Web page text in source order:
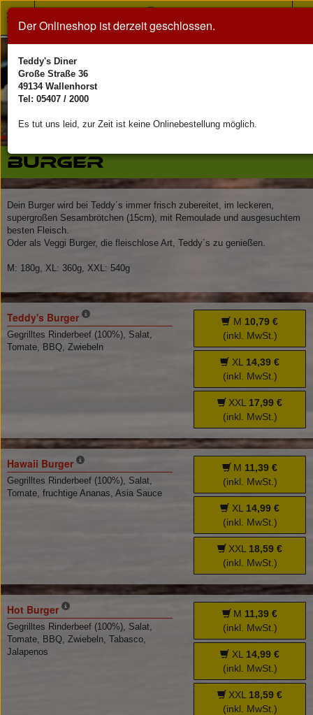
Der Onlineshop ist derzeit geschlossen.
Teddy's Diner
Große Straße 36
49134 Wallenhorst
Tel: 05407 / 2000
Es tut uns leid, zur Zeit ist keine Onlinebestellung möglich.
navigation
Burger
Dein Burger wird bei Teddy´s immer frisch zubereitet, im leckeren,
supergroßen Sesambrötchen (15cm), mit Remoulade und ausgesuchtem
besten Fleisch.
Oder als Veggi Burger, die fleischlose Art, Teddy´s zu genießen.
M: 180g, XL: 360g, XXL: 540g
Teddy's Burger
Gegrilltes Rinderbeef (100%), Salat,
Tomate, BBQ, Zwiebeln
M 10,79 €
(inkl. MwSt.)
XL 14,39 €
(inkl. MwSt.)
XXL 17,99 €
(inkl. MwSt.)
Hawaii Burger
Gegrilltes Rinderbeef (100%), Salat,
Tomate, fruchtige Ananas, Asia Sauce
M 11,39 €
(inkl. MwSt.)
XL 14,99 €
(inkl. MwSt.)
XXL 18,59 €
(inkl. MwSt.)
Hot Burger
Gegrilltes Rinderbeef (100%), Salat,
Tomate, BBQ, Zwiebeln, Tabasco,
Jalapenos
M 11,39 €
(inkl. MwSt.)
XL 14,99 €
(inkl. MwSt.)
XXL 18,59 €
(inkl. MwSt.)